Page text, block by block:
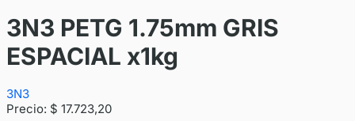
3N3 PETG 1.75mm GRIS
ESPACIAL x1kg
3N3
Precio: $ 17.723,20